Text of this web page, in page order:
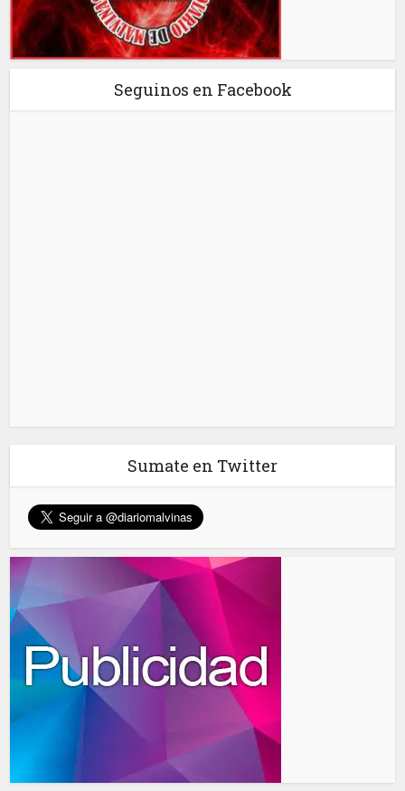
Seguinos en Facebook
Sumate en Twitter